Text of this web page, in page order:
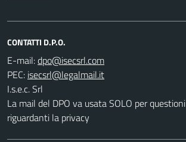
CONTATTI D.P.O.
E-mail:
PEC:
I.s.e.c. Srl
La mail del DPO va usata SOLO per questioni
riguardanti la privacy